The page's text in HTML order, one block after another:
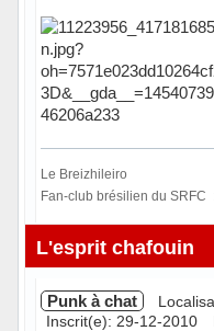
Le Breizhileiro
Fan-club brésilien du SRFC
Hors ligne
L'esprit chafouin
Punk à chat
Inscrit(e): 29-12-2010